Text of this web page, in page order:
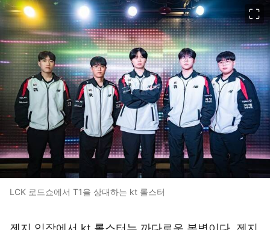
LCK 로드쇼에서 T1을 상대하는 kt 롤스터